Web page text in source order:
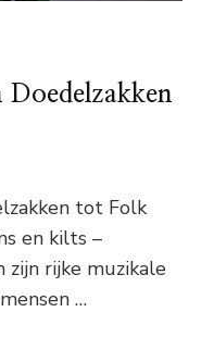
Doedelzakken
tot Folk
en kilts –
zijn rijke muzikale
…